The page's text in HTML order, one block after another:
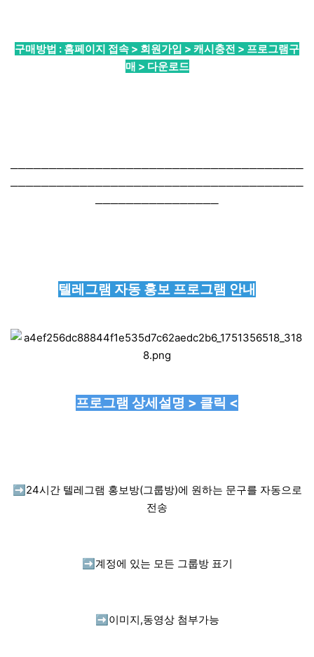
구매방법 : 홈페이지 접속 > 회원가입 > 캐시충전 > 프로그램구
매 > 다운로드
──────────────────────────────────────
──────────────────────────────────────
────────────────
텔레그램 자동 홍보 프로그램 안내
프로그램 상세설명 > 클릭 <
➡️ 24시간 텔레그램 홍보방(그룹방)에 원하는 문구를 자동으로
전송
➡️ 계정에 있는 모든 그룹방 표기
➡️ 이미지,동영상 첨부가능